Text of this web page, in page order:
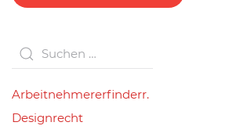
Arbeitnehmererfinderr.
Designrecht